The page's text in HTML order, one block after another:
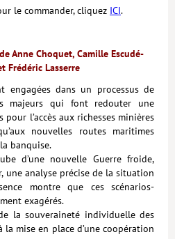
le commander, cliquez ICI.
Anne Choquet, Camille Escudé-
Frédéric Lasserre
engagées dans un processus de
majeurs qui font redouter une
l’accès aux richesses minières
nouvelles routes maritimes
banquise.
d’une nouvelle Guerre froide,
une analyse précise de la situation
montre que ces scénarios-
exagérés.
la souveraineté individuelle des
la mise en place d’une coopération